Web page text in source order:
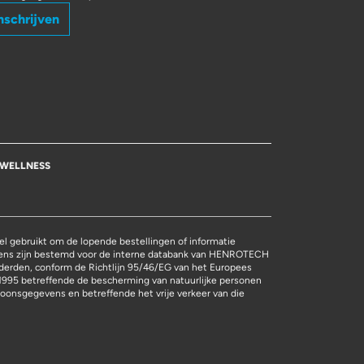
WELLNESS
gebruikt om de lopende bestellingen of informatie
zijn bestemd voor de interne databank van HENROTECH
conform de Richtlijn 95/46/EG van het Europees
betreffende de bescherming van natuurlijke personen
en betreffende het vrije verkeer van die